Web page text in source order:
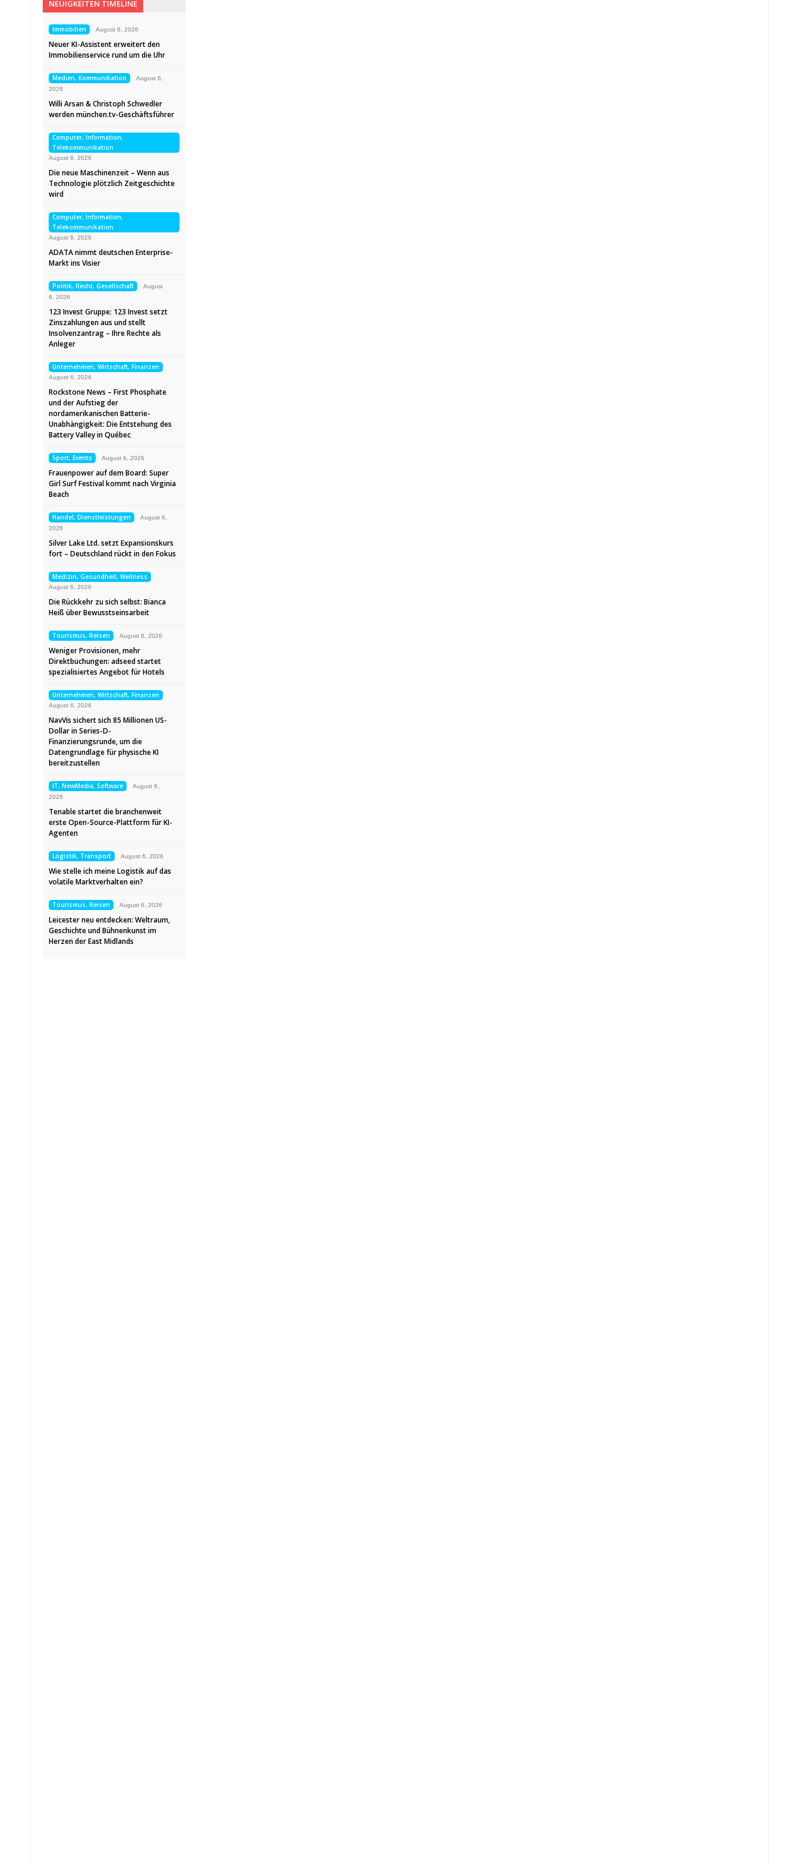
NEUIGKEITEN TIMELINE
Immobilien August 6, 2026
Neuer KI-Assistent erweitert den
Immobilienservice rund um die Uhr
Medien, Kommunikation
August 6,
2026
Willi Arsan & Christoph Schwedler
werden münchen.tv-Geschäftsführer
Computer, Information,
Telekommunikation
August 6, 2026
Die neue Maschinenzeit – Wenn aus
Technologie plötzlich Zeitgeschichte
wird
Computer, Information,
Telekommunikation
August 6, 2026
ADATA nimmt deutschen Enterprise-
Markt ins Visier
Politik, Recht, Gesellschaft
August
6, 2026
123 Invest Gruppe: 123 Invest setzt
Zinszahlungen aus und stellt
Insolvenzantrag – Ihre Rechte als
Anleger
Unternehmen, Wirtschaft, Finanzen
August 6, 2026
Rockstone News – First Phosphate
und der Aufstieg der
nordamerikanischen Batterie-
Unabhängigkeit: Die Entstehung des
Battery Valley in Québec
Sport, Events August 6, 2026
Frauenpower auf dem Board: Super
Girl Surf Festival kommt nach Virginia
Beach
Handel, Dienstleistungen
August 6,
2026
Silver Lake Ltd. setzt Expansionskurs
fort – Deutschland rückt in den Fokus
Medizin, Gesundheit, Wellness
August 6, 2026
Die Rückkehr zu sich selbst: Bianca
Heiß über Bewusstseinsarbeit
Tourismus, Reisen August 6, 2026
Weniger Provisionen, mehr
Direktbuchungen: adseed startet
spezialisiertes Angebot für Hotels
Unternehmen, Wirtschaft, Finanzen
August 6, 2026
NavVis sichert sich 85 Millionen US-
Dollar in Series-D-
Finanzierungsrunde, um die
Datengrundlage für physische KI
bereitzustellen
IT, NewMedia, Software
August 6,
2026
Tenable startet die branchenweit
erste Open-Source-Plattform für KI-
Agenten
Logistik, Transport August 6, 2026
Wie stelle ich meine Logistik auf das
volatile Marktverhalten ein?
Tourismus, Reisen August 6, 2026
Leicester neu entdecken: Weltraum,
Geschichte und Bühnenkunst im
Herzen der East Midlands